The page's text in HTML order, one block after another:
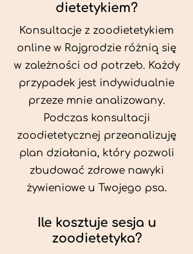
dietetykiem?
Konsultacje z zoodietetykiem
online w Rajgrodzie różnią się
w zależności od potrzeb. Każdy
przypadek jest indywidualnie
przeze mnie analizowany.
Podczas konsultacji
zoodietetycznej przeanalizuję
plan działania, który pozwoli
zbudować zdrowe nawyki
żywieniowe u Twojego psa.
Ile kosztuje sesja u
zoodietetyka?